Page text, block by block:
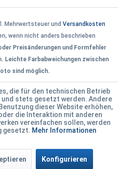
Mehrwertsteuer und Versandkosten
wenn nicht anders beschrieben
Preisänderungen und Formfehler
Leichte Farbabweichungen zwischen
sind möglich.
die für den technischen Betrieb
stets gesetzt werden. Andere
dieser Website erhöhen,
die Interaktion mit anderen
vereinfachen sollen, werden
gesetzt. Mehr Informationen
Konfigurieren